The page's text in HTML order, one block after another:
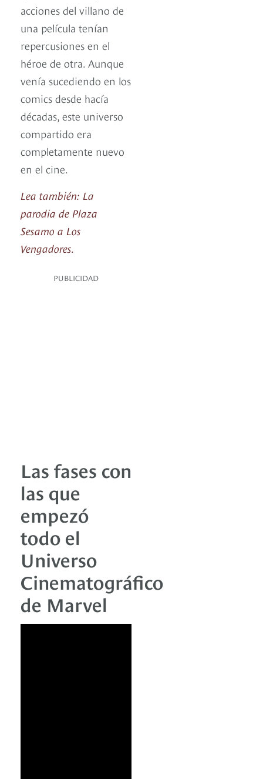
acciones del villano de
una película tenían
repercusiones en el
héroe de otra. Aunque
venía sucediendo en los
comics desde hacía
décadas, este universo
compartido era
completamente nuevo
en el cine.
Lea también: La
parodia de Plaza
Sesamo a Los
Vengadores.
PUBLICIDAD
Las fases con
las que
empezó
todo el
Universo
Cinematográfico
de Marvel